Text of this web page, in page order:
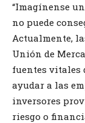
“Imagínense
no puede
Actualmente,
Unión de
fuentes vitales
ayudar a las
inversores
riesgo o